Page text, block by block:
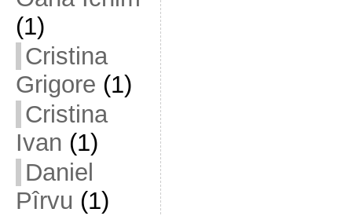
(1)
Cristina
Grigore (1)
Cristina
Ivan (1)
Daniel
Pîrvu (1)